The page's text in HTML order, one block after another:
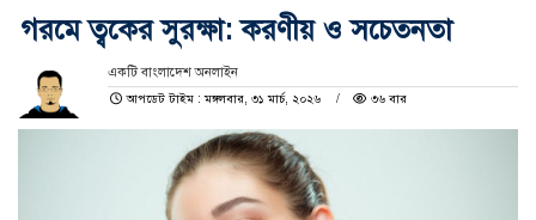
গরমে ত্বকের সুরক্ষা: করণীয় ও সচেতনতা
একটি বাংলাদেশ অনলাইন
আপডেট টাইম : মঙ্গলবার, ৩১ মার্চ, ২০২৬
৩৬ বার